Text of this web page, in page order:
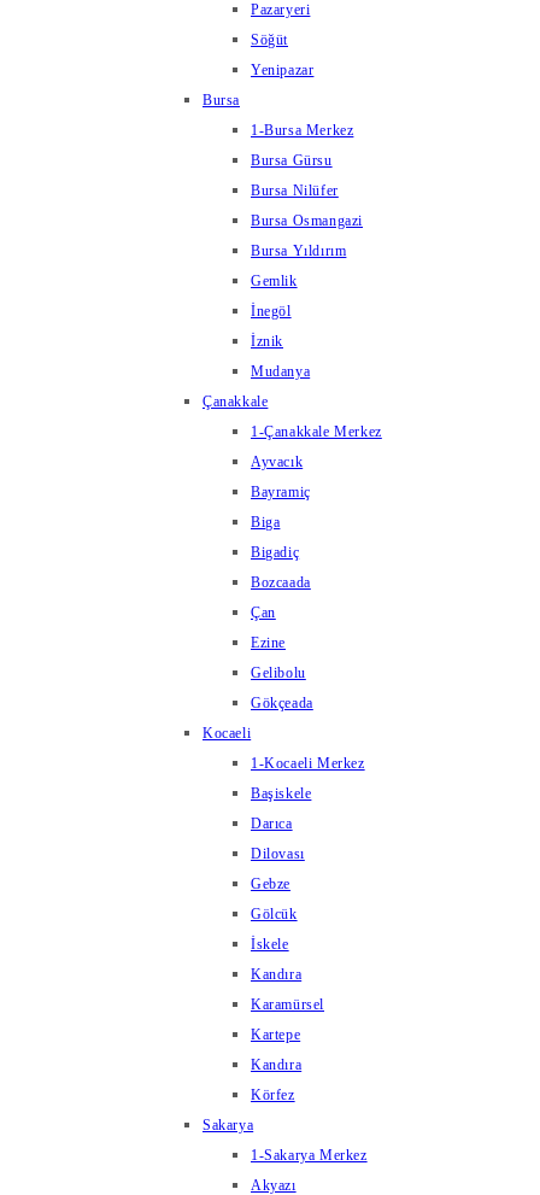
Pazaryeri
Söğüt
Yenipazar
Bursa
1-Bursa Merkez
Bursa Gürsu
Bursa Nilüfer
Bursa Osmangazi
Bursa Yıldırım
Gemlik
İnegöl
İznik
Mudanya
Çanakkale
1-Çanakkale Merkez
Ayvacık
Bayramiç
Biga
Bigadiç
Bozcaada
Çan
Ezine
Gelibolu
Gökçeada
Kocaeli
1-Kocaeli Merkez
Başiskele
Darıca
Dilovası
Gebze
Gölcük
İskele
Kandıra
Karamürsel
Kartepe
Kandıra
Körfez
Sakarya
1-Sakarya Merkez
Akyazı